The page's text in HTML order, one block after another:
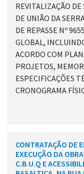
REVITALIZAÇÃO
DE UNIÃO DA
DE REPASSE Nº
GLOBAL,
ACORDO COM
PROJETOS,
ESPECIFICAÇÕES
CRONOGRAMA
CONTRATAÇÃO DE
EXECUÇÃO DA
C.B.U.Q E